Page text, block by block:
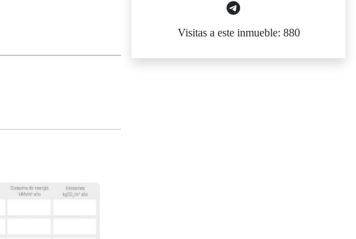
Visitas a este inmueble: 880